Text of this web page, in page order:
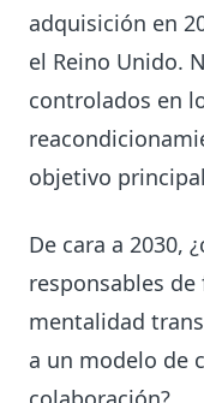
adquisición en
el Reino Unido.
controlados en
objetivo
De cara a 2030,
responsables
mentalidad
a un modelo de